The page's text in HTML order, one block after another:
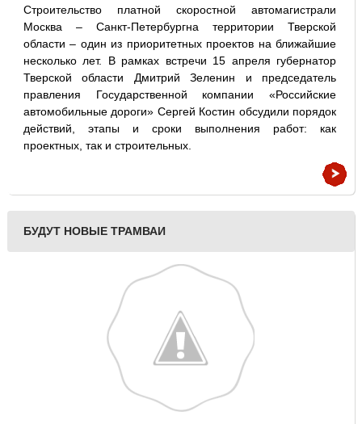
Строительство платной скоростной автомагистрали
Москва – Санкт-Петербургна территории Тверской
области – один из приоритетных проектов на ближайшие
несколько лет. В рамках встречи 15 апреля губернатор
Тверской области Дмитрий Зеленин и председатель
правления Государственной компании «Российские
автомобильные дороги» Сергей Костин обсудили порядок
действий, этапы и сроки выполнения работ: как
проектных, так и строительных.
БУДУТ НОВЫЕ ТРАМВАИ